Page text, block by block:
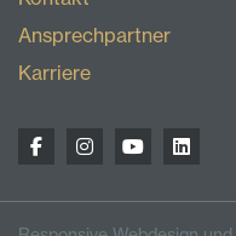
Ansprechpartner
Karriere